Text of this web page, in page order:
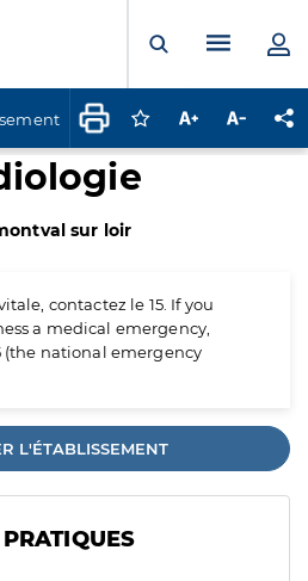
Ouvrir laMenu
Connectez-vous
Augmenter la
sur loir
contactez le 15. If you
a medical emergency,
(the national emergency
L'ÉTABLISSEMENT